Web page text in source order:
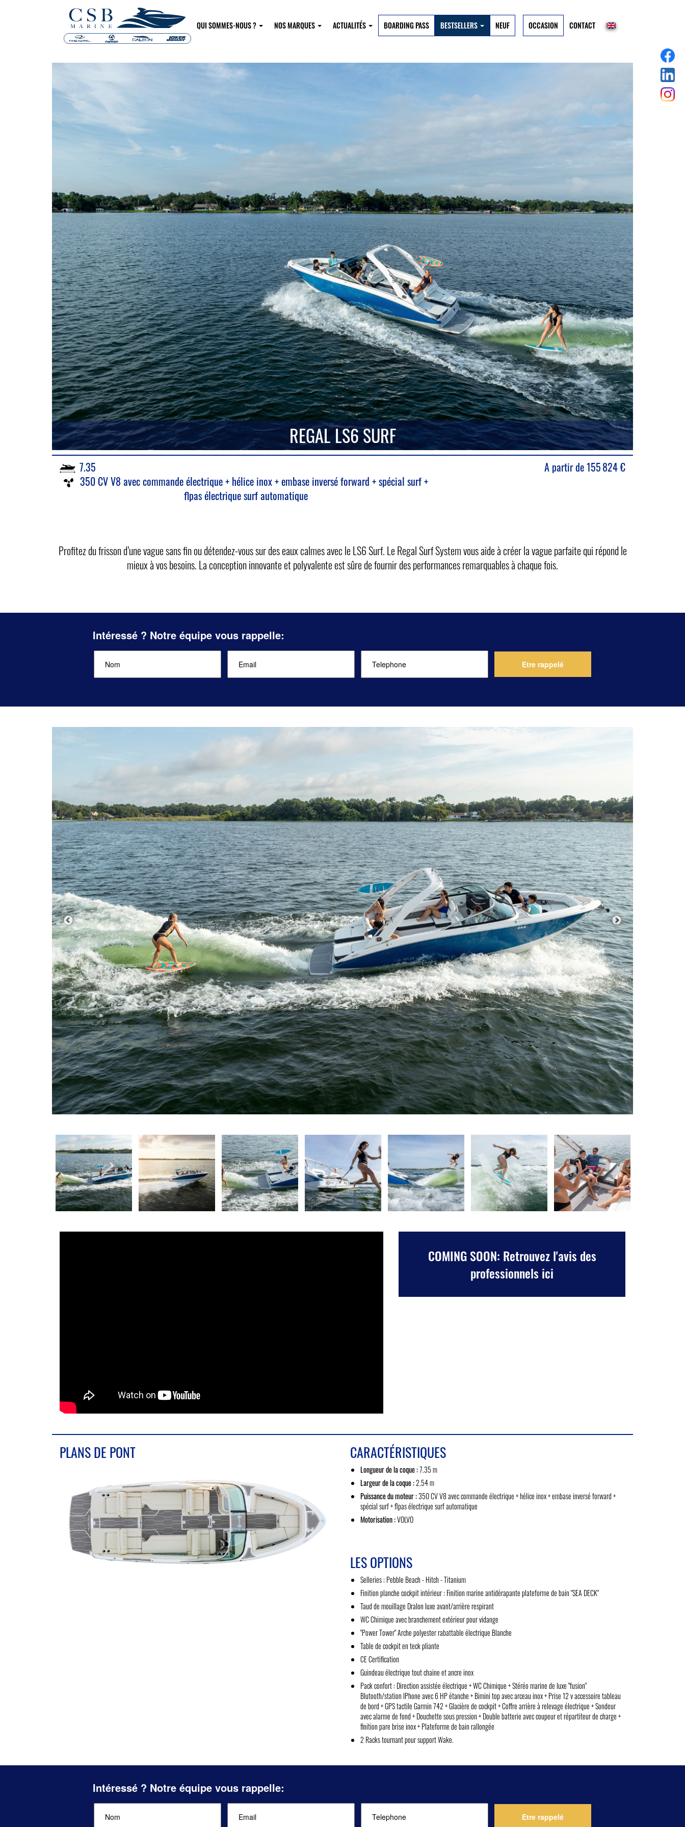
QUI SOMMES-NOUS ? NOS MARQUES ACTUALITÉS BOARDING PASS BESTSELLERS NEUF OCCASION CONTACT
REGAL LS6 SURF
7.35
350 CV V8 avec commande électrique + hélice inox + embase inversé forward + spécial surf +
flpas électrique surf automatique
A partir de155 824€
Profitez du frisson d’une vague sans fin ou détendez-vous sur des eaux calmes avec le LS6 Surf. Le Regal Surf System vous aide à créer la vague parfaite qui répond le
mieux à vos besoins. La conception innovante et polyvalente est sûre de fournir des performances remarquables à chaque fois.
Intéressé ? Notre équipe vous rappelle:
COMING SOON: Retrouvez l'avis des
professionnels ici
PLANS DE PONT CARACTÉRISTIQUES
Longueur de la coque :7.35 m
Largeur de la coque :2.54 m
Puissance du moteur :350 CV V8 avec commande électrique + hélice inox + embase inversé forward +
spécial surf + flpas électrique surf automatique
Motorisation :VOLVO
LES OPTIONS
Selleries : Pebble Beach - Hitch - Titanium
Finition planche cockpit intérieur : Finition marine antidérapante plateforme de bain "SEA DECK"
Taud de mouillage Dralon luxe avant/arrière respirant
WC Chimique avec branchement extérieur pour vidange
"Power Tower" Arche polyester rabattable électrique Blanche
Table de cockpit en teck pliante
CE Certification
Guindeau électrique tout chaine et ancre inox
Pack confort : Direction assistée électrique + WC Chimique + Stéréo marine de luxe "fusion"
Blutooth/station IPhone avec 6 HP étanche + Bimini top avec arceau inox + Prise 12 v accessoire tableau
de bord + GPS tactile Garmin 742 + Glacière de cockpit + Coffre arrière à relevage électrique + Sondeur
avec alarme de fond + Douchette sous pression + Double batterie avec coupeur et répartiteur de charge +
finition pare brise inox + Plateforme de bain rallongée
2 Racks tournant pour support Wake.
Intéressé ? Notre équipe vous rappelle: